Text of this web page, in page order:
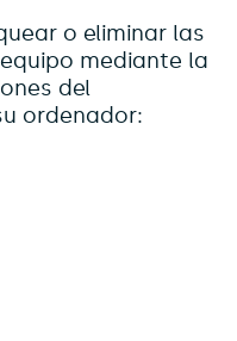
o eliminar las
mediante la
del
ordenador: